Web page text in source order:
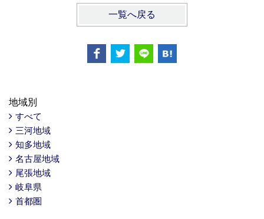
一覧へ戻る
地域別
すべて
三河地域
知多地域
名古屋地域
尾張地域
岐阜県
首都圏